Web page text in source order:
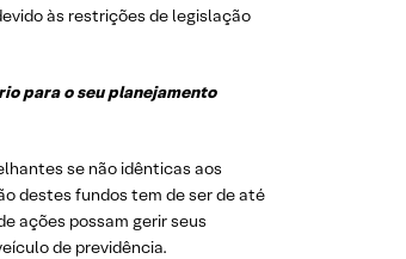
às restrições de legislação
para o seu planejamento
se não idênticas aos
destes fundos tem de ser de até
ações possam gerir seus
de previdência.